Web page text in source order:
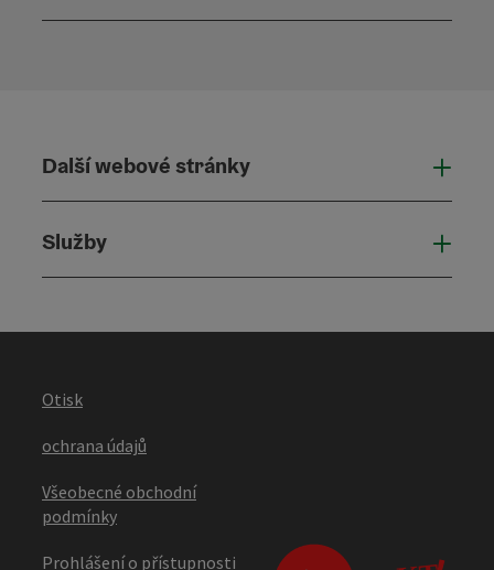
Další webové stránky
Služby
Otisk
ochrana údajů
Všeobecné obchodní
podmínky
Prohlášení o přístupnosti